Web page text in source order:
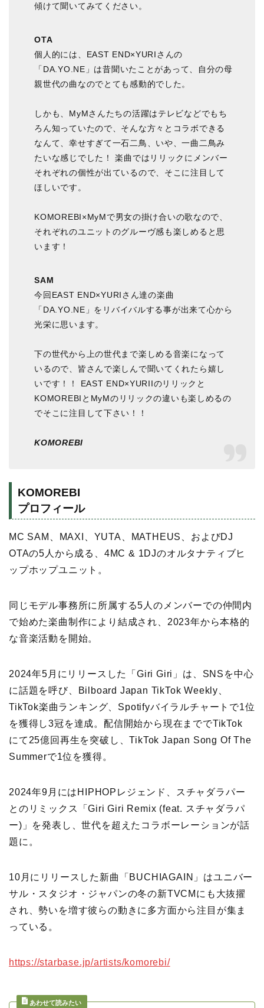
傾けて聞いてみてください。
OTA
個人的には、EAST END×YURIさんの
「DA.YO.NE」は昔聞いたことがあって、自分の母
親世代の曲なのでとても感動的でした。
しかも、MyMさんたちの活躍はテレビなどでもち
ろん知っていたので、そんな方々とコラボできる
なんて、幸せすぎて一石二鳥、いや、一曲二鳥み
たいな感じでした！ 楽曲ではリリックにメンバー
それぞれの個性が出ているので、そこに注目して
ほしいです。
KOMOREBI×MyMで男女の掛け合いの歌なので、
それぞれのユニットのグルーヴ感も楽しめると思
います！
SAM
今回EAST END×YURIさん達の楽曲
「DA.YO.NE」をリバイバルする事が出来て心から
光栄に思います。
下の世代から上の世代まで楽しめる音楽になって
いるので、皆さんで楽しんで聞いてくれたら嬉し
いです！！ EAST END×YURIIのリリックと
KOMOREBIとMyMのリリックの違いも楽しめるの
でそこに注目して下さい！！
KOMOREBI
KOMOREBI
プロフィール
MC SAM、MAXI、YUTA、MATHEUS、およびDJ
OTAの5人から成る、4MC & 1DJのオルタナティブヒ
ップホップユニット。
同じモデル事務所に所属する5人のメンバーでの仲間内
で始めた楽曲制作により結成され、2023年から本格的
な音楽活動を開始。
2024年5月にリリースした「Giri Giri」は、SNSを中心
に話題を呼び、Bilboard Japan TikTok Weekly、
TikTok楽曲ランキング、Spotifyバイラルチャートで1位
を獲得し3冠を達成。配信開始から現在まででTikTok
にて25億回再生を突破し、TikTok Japan Song Of The
Summerで1位を獲得。
2024年9月にはHIPHOPレジェンド、スチャダラパー
とのリミックス「Giri Giri Remix (feat. スチャダラパ
ー)」を発表し、世代を超えたコラボーレーションが話
題に。
10月にリリースした新曲「BUCHIAGAIN」はユニバー
サル・スタジオ・ジャパンの冬の新TVCMにも大抜擢
され、勢いを増す彼らの動きに多方面から注目が集ま
っている。
https://starbase.jp/artists/komorebi/